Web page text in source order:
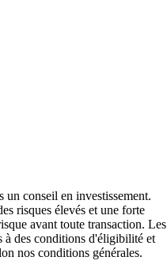
conseil en investissement.
risques élevés et une forte
avant toute transaction. Les
à des conditions d'éligibilité et
nos conditions générales.